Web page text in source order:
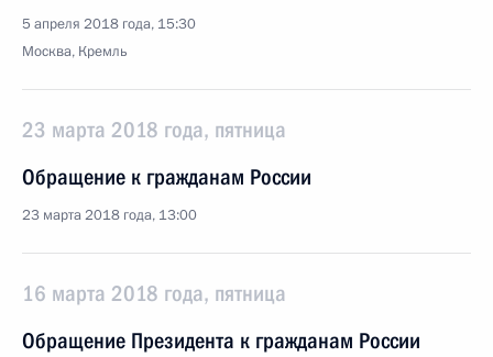
5 апреля 2018 года, 15:30
Москва, Кремль
23 марта 2018 года, пятница
Обращение к гражданам России
23 марта 2018 года, 13:00
16 марта 2018 года, пятница
Обращение Президента к гражданам России